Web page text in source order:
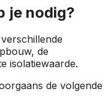
je nodig?
de
isolatiewaarde.
de volgende